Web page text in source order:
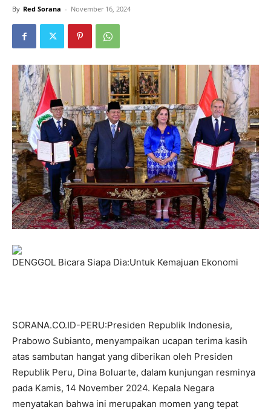
By Red Sorana - November 16, 2024
DENGGOL Bicara Siapa Dia:Untuk Kemajuan Ekonomi
SORANA.CO.ID-PERU:Presiden Republik Indonesia,
Prabowo Subianto, menyampaikan ucapan terima kasih
atas sambutan hangat yang diberikan oleh Presiden
Republik Peru, Dina Boluarte, dalam kunjungan resminya
pada Kamis, 14 November 2024. Kepala Negara
menyatakan bahwa ini merupakan momen yang tepat